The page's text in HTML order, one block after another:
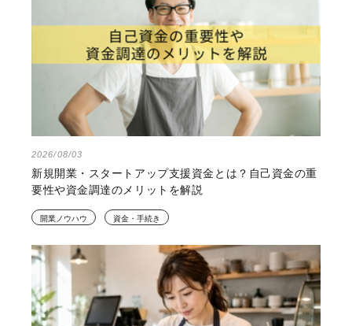
2026/08/03
新規開業・スタートアップ支援資金とは？自己資金の重
要性や資金調達のメリットを解説
開業ノウハウ 資金・手続き